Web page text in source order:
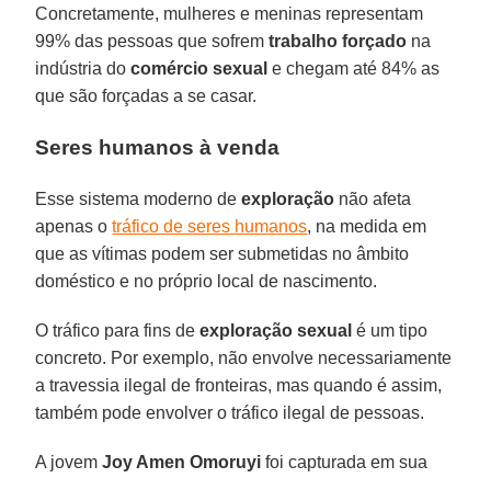
Concretamente, mulheres e meninas representam
99% das pessoas que sofremtrabalho forçado na
indústria docomércio sexual e chegam até 84% as
que são forçadas a se casar.
Seres humanos à venda
Esse sistema moderno deexploração não afeta
apenas otráfico de seres humanos, na medida em
que as vítimas podem ser submetidas no âmbito
doméstico e no próprio local de nascimento.
O tráfico para fins deexploração sexual é um tipo
concreto. Por exemplo, não envolve necessariamente
a travessia ilegal de fronteiras, mas quando é assim,
também pode envolver o tráfico ilegal de pessoas.
A jovemJoy Amen Omoruyi foi capturada em sua